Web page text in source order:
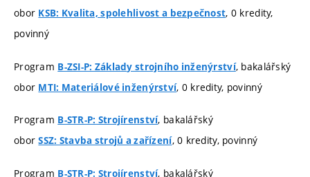
obor KSB: Kvalita, spolehlivost a bezpečnost, 0 kredity,
povinný
Program B-ZSI-P: Základy strojního inženýrství, bakalářský
obor MTI: Materiálové inženýrství, 0 kredity, povinný
Program B-STR-P: Strojírenství, bakalářský
oborSSZ: Stavba strojů a zařízení, 0 kredity, povinný
Program B-STR-P: Strojírenství, bakalářský